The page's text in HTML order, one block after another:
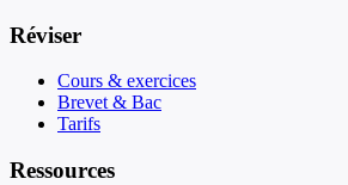
Réviser
Cours & exercices
Brevet & Bac
Tarifs
Ressources